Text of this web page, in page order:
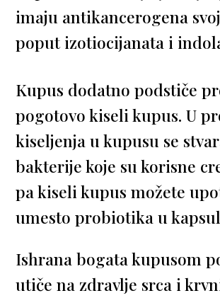
imaju antikancerogena
poput izotiocijanata i
Kupus dodatno podstiče
pogotovo kiseli kupus. U
kiseljenja u kupusu se
bakterije koje su korisne
pa kiseli kupus možete
umesto probiotika u
Ishrana bogata kupusom
utiče na zdravlje srca i